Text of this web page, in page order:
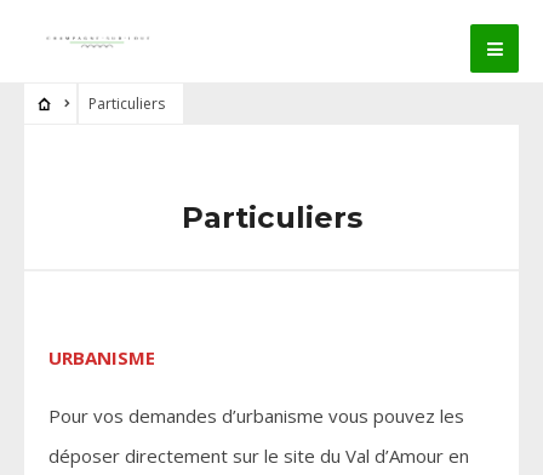
Particuliers
Particuliers
URBANISME
Pour vos demandes d’urbanisme vous pouvez les
déposer directement sur le site du Val d’Amour en